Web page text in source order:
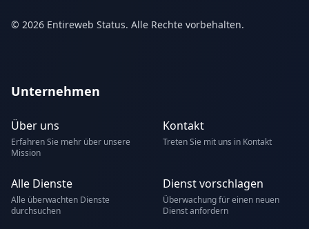
© 2026 Entireweb Status. Alle Rechte vorbehalten.
Unternehmen
Über uns
Erfahren Sie mehr über unsere
Mission
Kontakt
Treten Sie mit uns in Kontakt
Alle Dienste
Alle überwachten Dienste
durchsuchen
Dienst vorschlagen
Überwachung für einen neuen
Dienst anfordern